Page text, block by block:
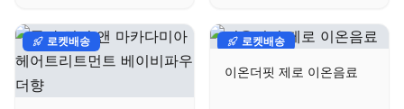
로켓배송 로켓배송
이온더핏 제로 이온음료